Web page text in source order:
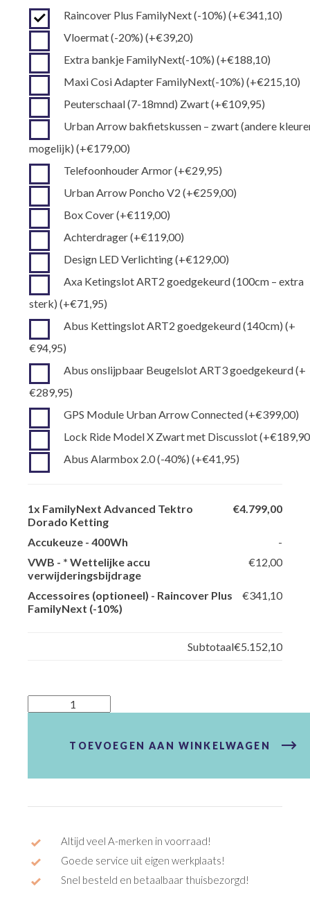
Raincover Plus FamilyNext (-10%)(+€341,10)
Vloermat (-20%)(+€39,20)
Extra bankje FamilyNext(-10%)(+€188,10)
Maxi Cosi Adapter FamilyNext(-10%)(+€215,10)
Peuterschaal (7-18mnd) Zwart(+€109,95)
Urban Arrow bakfietskussen – zwart (andere
mogelijk)(+€179,00)
Telefoonhouder Armor(+€29,95)
Urban Arrow Poncho V2(+€259,00)
Box Cover(+€119,00)
Achterdrager(+€119,00)
Design LED Verlichting(+€129,00)
Axa Ketingslot ART2 goedgekeurd (100cm – extra
sterk)(+€71,95)
Abus Kettingslot ART2 goedgekeurd (140cm)(+
€94,95)
Abus onslijpbaar Beugelslot ART3 goedgekeurd(+
€289,95)
GPS Module Urban Arrow Connected(+€399,00)
Lock Ride Model X Zwart met Discusslot(+€189,90
Abus Alarmbox 2.0 (-40%)(+€41,95)
1x FamilyNext Advanced Tektro
Dorado Ketting
€4.799,00
Accukeuze -400Wh
-
VWB - * Wettelijke accu
verwijderingsbijdrage
€12,00
Accessoires (optioneel) - Raincover Plus
FamilyNext (-10%)
€341,10
Subtotaal€5.152,10
FamilyNext
Advanced
TOEVOEGEN AAN WINKELWAGEN
Altijd veel A-merken in voorraad!
Goede service uit eigen werkplaats!
Snel besteld en betaalbaar thuisbezorgd!